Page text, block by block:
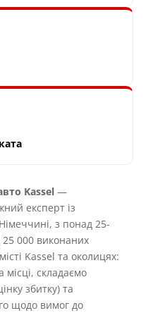
Kassel—
експерт із
з понад 25-
25 000 виконаних
Kassel та околицях:
складаємо
збитку) та
щодо вимог до